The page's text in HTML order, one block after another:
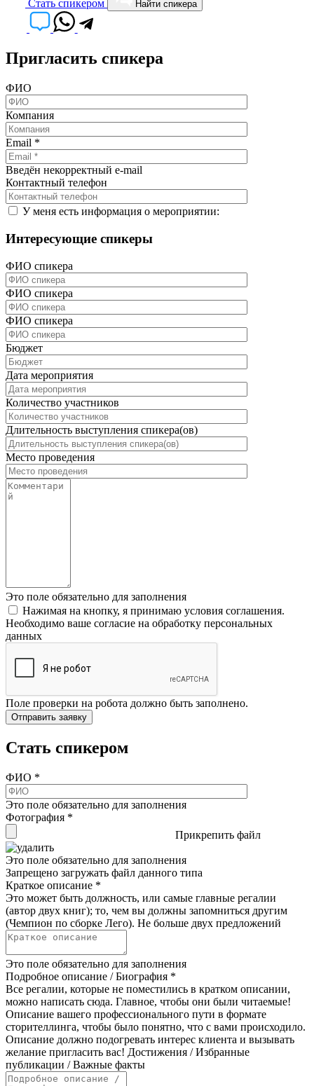
Cтать спикером Найти спикера
Пригласить спикера
ФИО
Компания
Email *
Введён некорректный e-mail
Контактный телефон
У меня есть информация о мероприятии:
Интересующие спикеры
ФИО спикера
ФИО спикера
ФИО спикера
Бюджет
Дата мероприятия
Количество участников
Длительность выступления спикера(ов)
Место проведения
Это поле обязательно для заполнения
Нажимая на кнопку, я принимаю условия соглашения.
Необходимо ваше согласие на обработку персональных
данных
Поле проверки на робота должно быть заполнено.
Стать спикером
ФИО *
Это поле обязательно для заполнения
Фотография *
Прикрепить файл
Это поле обязательно для заполнения
Запрещено загружать файл данного типа
Краткое описание *
Это может быть должность, или самые главные регалии
(автор двух книг); то, чем вы должны запомниться другим
(Чемпион по сборке Лего). Не больше двух предложений
Это поле обязательно для заполнения
Подробное описание / Биография *
Все регалии, которые не поместились в кратком описании,
можно написать сюда. Главное, чтобы они были читаемые!
Описание вашего профессионального пути в формате
сторителлинга, чтобы было понятно, что с вами происходило.
Описание должно подогревать интерес клиента и вызывать
желание пригласить вас! Достижения / Избранные
публикации / Важные факты